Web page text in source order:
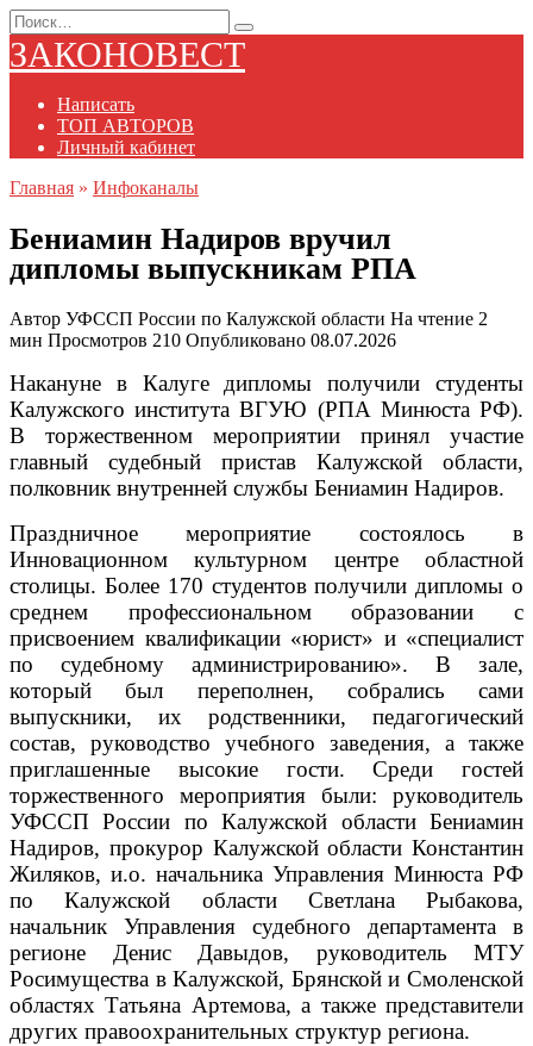
Перейти
к
содержанию
Search
for:
ЗАКОНОВЕСТ
Написать
ТОП АВТОРОВ
Личный кабинет
Главная » Инфоканалы
Бениамин Надиров вручил
дипломы выпускникам РПА
Автор УФССП России по Калужской области На чтение 2
мин Просмотров 210 Опубликовано 08.07.2026
Накануне в Калуге дипломы получили студенты
Калужского института ВГУЮ (РПА Минюста РФ).
В торжественном мероприятии принял участие
главный судебный пристав Калужской области,
полковник внутренней службы Бениамин Надиров.
Праздничное мероприятие состоялось в
Инновационном культурном центре областной
столицы. Более 170 студентов получили дипломы о
среднем профессиональном образовании с
присвоением квалификации «юрист» и «специалист
по судебному администрированию». В зале,
который был переполнен, собрались сами
выпускники, их родственники, педагогический
состав, руководство учебного заведения, а также
приглашенные высокие гости. Среди гостей
торжественного мероприятия были: руководитель
УФССП России по Калужской области Бениамин
Надиров, прокурор Калужской области Константин
Жиляков, и.о. начальника Управления Минюста РФ
по Калужской области Светлана Рыбакова,
начальник Управления судебного департамента в
регионе Денис Давыдов, руководитель МТУ
Росимущества в Калужской, Брянской и Смоленской
областях Татьяна Артемова, а также представители
других правоохранительных структур региона.